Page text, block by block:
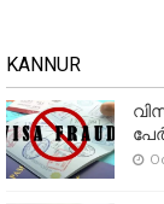
KANNUR